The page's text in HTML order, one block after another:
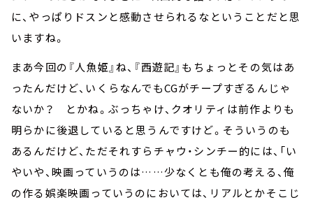
に、やっぱりドスンと感動させられるなということだと思
いますね。
まあ今回の『人魚姫』ね、『西遊記』もちょっとその気はあ
ったんだけど、いくらなんでもCGがチープすぎるんじゃ
ないか？ とかね。ぶっちゃけ、クオリティは前作よりも
明らかに後退していると思うんですけど。そういうのも
あるんだけど、ただそれすらチャウ・シンチー的には、「い
やいや、映画っていうのは……少なくとも俺の考える、俺
の作る娯楽映画っていうのにおいては、リアルとかそこじ